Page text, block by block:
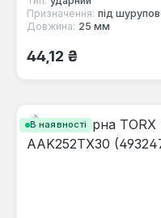
Призначення: під
Довжина: 25 мм
Звичайна ціна:
44,12 ₴
В наявності